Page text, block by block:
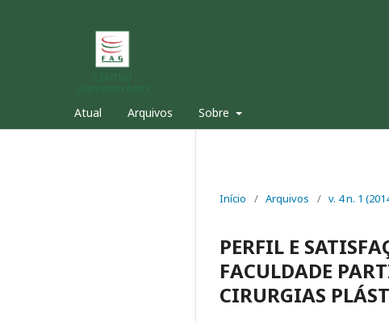
Atual Arquivos Sobre
Início / Arquivos / v. 4 n. 1
PERFIL E
FACULDADE
CIRURGIAS